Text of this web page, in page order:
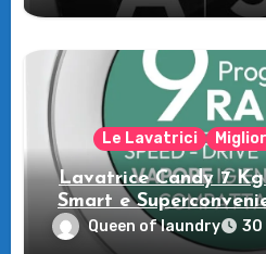
casa
Le Lavatrici
Lavatrice Candy 7
Smart e
Queen of laundry 30